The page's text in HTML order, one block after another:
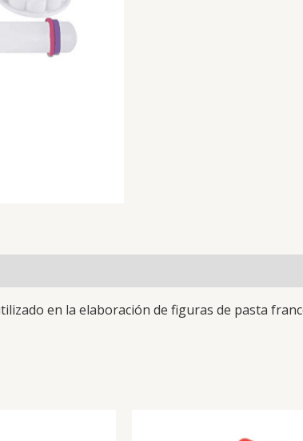
en la elaboración de figuras de pasta